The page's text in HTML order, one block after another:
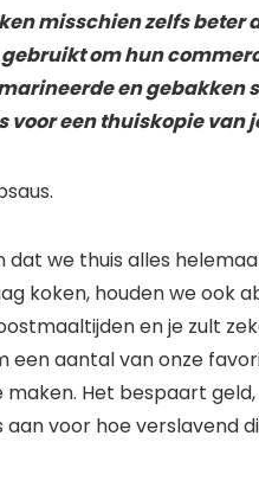
misschien zelfs beter
om hun
en gebakken
voor een thuiskopie van
we thuis alles
koken, houden we ook
en je zult
​​aantal van onze
maken. Het bespaart
voor hoe verslavend